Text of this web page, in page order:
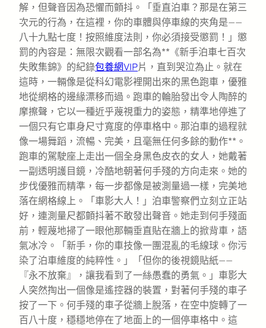
解，但聲音因為恐懼而顫抖。「垂直泊車？那是在第三
次元的行為，在這裡，你的車體與停車線的夾角是——
八十九點七度！按照維度法則，你必須接受懲罰！」懲
罰的內容是：無限次觀看一部名為**《新手泊車七百次
失敗集錦》的紀錄包養網VIP片，直到哭泣為止。就在
這時，一輛像是從科幻電影裡開出來的黑色跑車，優雅
地從網格的邊緣漂移而過。跑車的輪胎發出令人陶醉的
摩擦聲，它以一種近乎蔑視重力的姿態，精準地停進了
一個只有它車身尺寸寬度的停車格中。那泊車的過程就
像一場舞蹈，流暢、完美，且毫無任何多餘的動作**。
跑車的駕駛座上走出一個全身黑色皮衣的女人，她戴著
一副透明護目鏡，冷酷地朝著何手殘的方向走來。她的
步伐優雅而精準，每一步都像是被測量過一樣，完美地
落在網格線上。「車影大人！」泊車警察們立刻立正站
好，連測量尺都顫抖著不敢發出聲音。她走到何手殘面
前，輕蔑地掃了一眼他那輛垂直貼在牆上的掀背車，語
氣冰冷。「新手，你的車技像一團混亂的毛線球。你污
染了泊車維度的純粹性。」「但你的後視鏡貼紙——
『永不放棄』，讓我看到了一絲愚蠢的勇氣。」車影大
人突然掏出一個像是遙控器的裝置，對著何手殘的車子
按了一下。何手殘的車子從牆上脫落，在空中旋轉了一
百八十度，穩穩地停在了地面上的一個停車格中。這